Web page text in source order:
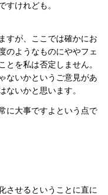
すけれども。
すが、ここでは確かにお
のようなものにややフェ
とを私は否定しません。
ないかというご意見があ
ないかと思います。
に大事ですよという点で
させるということに直に